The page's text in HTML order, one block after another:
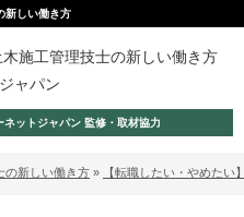
新しい働き方
ャパン
ットジャパン 監修・取材協力
の新しい働き方 » 【転職したい・やめたい